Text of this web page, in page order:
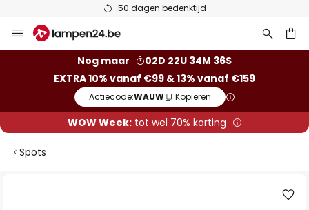
50 dagen bedenktijd
naar
Nog maar
02D 22U 34M 35S
EXTRA 10% vanaf €99 & 13% vanaf €159
Actiecode:WAUW Kopiëren
WOW Week:tot wel 70% korting
Spots